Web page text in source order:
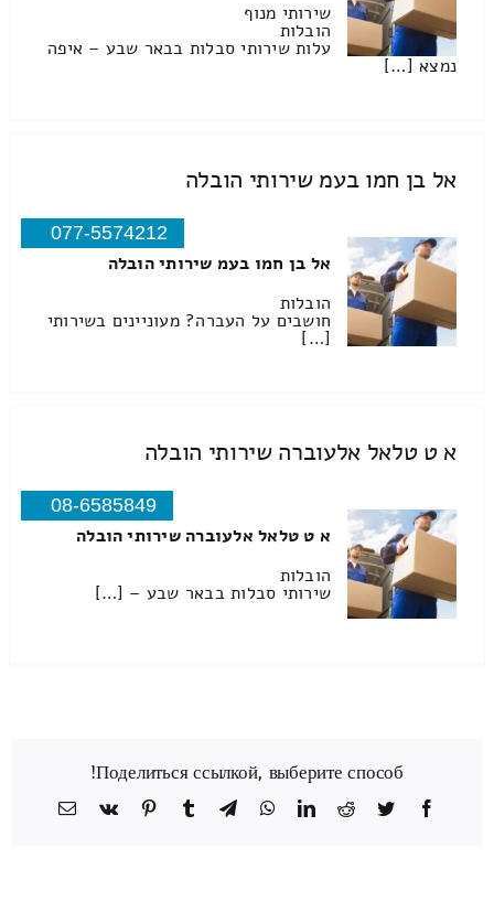
שירותי מנוף
הובלות
עלות שירותי סבלות בבאר שבע – איפה
נמצא […]
אל בן חמו בעמ שירותי הובלה
077-5574212
אל בן חמו בעמ שירותי הובלה
הובלות
חושבים על העברה? מעוניינים בשירותי
[…]
א ט טלאל אלעוברה שירותי הובלה
08-6585849
א ט טלאל אלעוברה שירותי הובלה
הובלות
שירותי סבלות בבאר שבע – […]
Поделиться ссылкой, выберите способ!
Facebook
Twitter
Reddit
LinkedIn
WhatsApp
Telegram
Tumblr
Pinterest
Vk
כתובת